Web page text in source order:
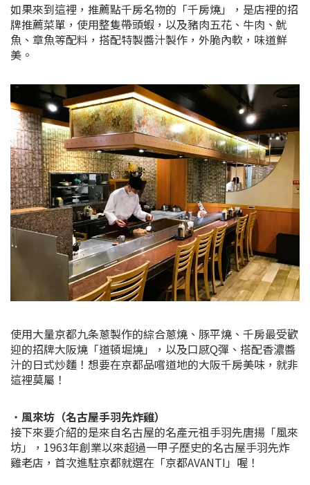
如果來到這裡，推薦點千房名物的「千房燒」，是店裡的招
牌推薦菜單，使用整隻帶頭蝦，以及豬肉五花、牛肉、魷
魚、章魚等配料，搭配特製醬汁製作，外脆內軟，味道鮮
美。
使用大量京都九条蔥製作的綜合蔥燒、豚平燒、千房最受歡
迎的招牌大阪燒「道頓堀燒」，以及口感Q彈、搭配香濃醬
汁的日式炒麵！想要在京都品嚐道地的大阪千房美味，就非
這裡莫屬！
・ 風來坊（名古屋手羽先炸雞）
接下來要介紹的是來自名古屋的名產元祖手羽先唐揚「風來
坊」，1963年創業以來超過一甲子歷史的名古屋手羽先炸
雞老店，首次進駐京都就選在「京都AVANTI」喔！